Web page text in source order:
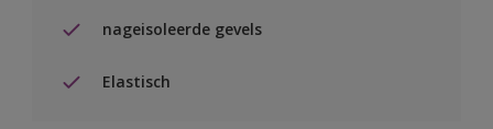
nageisoleerde gevels
Elastisch